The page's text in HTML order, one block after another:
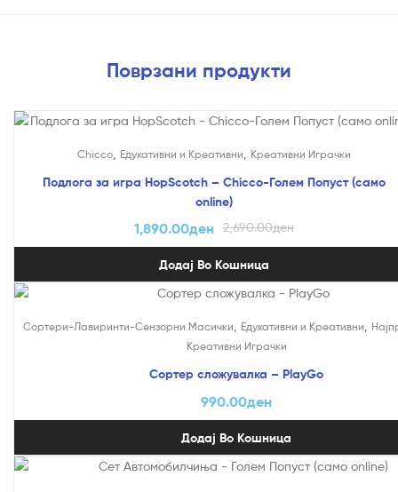
Поврзани продукти
Chicco Едукативни и Креативни Креативни Играчки
Подлога за игра HopScotch – Chicco-Голем Попуст (само
online)
2,690.00ден
1,890.00ден
Додај Во Кошница
Сортери-Лавиринти-Сензорни Масички Едукативни и Креативни
Креативни Играчки
Сортер сложувалка – PlayGo
990.00ден
Додај Во Кошница